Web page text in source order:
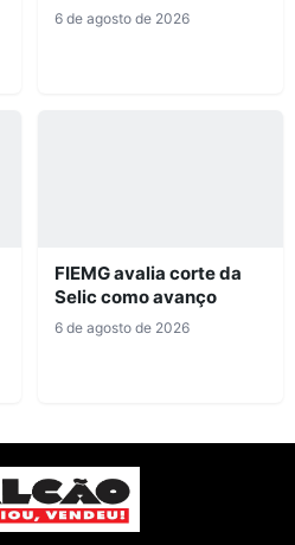
6 de agosto de 2026
FIEMG avalia corte da
Selic como avanço
6 de agosto de 2026